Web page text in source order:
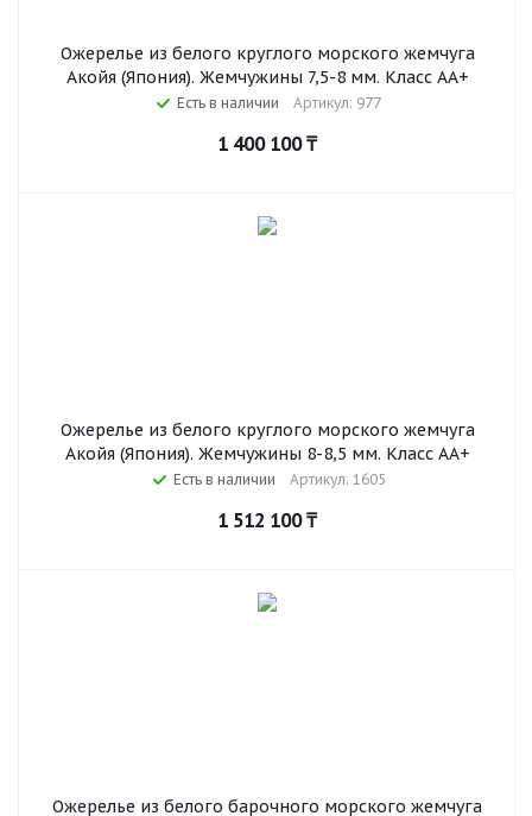
Ожерелье из белого круглого морского жемчуга
Акойя (Япония). Жемчужины 7,5-8 мм. Класс АА+
Есть в наличии Артикул: 977
1 400 100₸
Ожерелье из белого круглого морского жемчуга
Акойя (Япония). Жемчужины 8-8,5 мм. Класс АА+
Есть в наличии Артикул: 1605
1 512 100₸
Ожерелье из белого барочного морского жемчуга